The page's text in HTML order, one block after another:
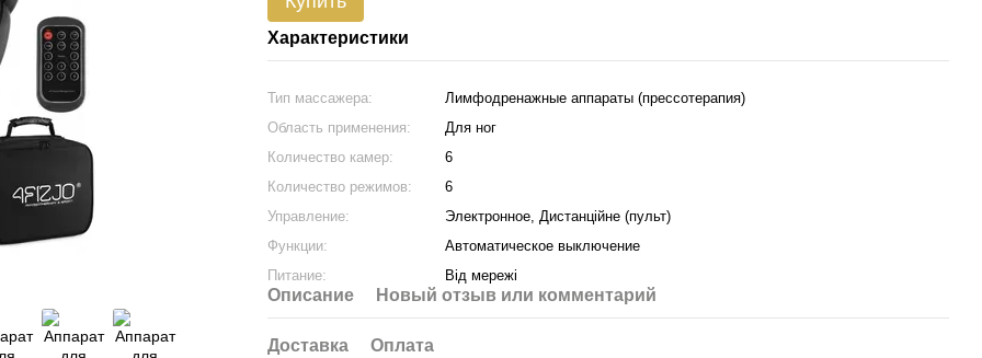
Характеристики
Тип массажера:
Лимфодренажные аппараты (прессотерапия)
Область применения:
Для ног
Количество камер:
6
Количество режимов:
6
Управление:
Электронное, Дистанційне (пульт)
Функции:
Автоматическое выключение
Питание:
Від мережі
Описание Новый отзыв или комментарий
Доставка Оплата